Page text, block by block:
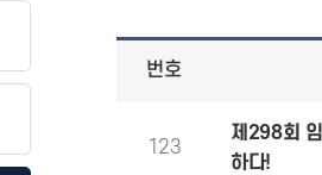
번호
123
제298회
하다!